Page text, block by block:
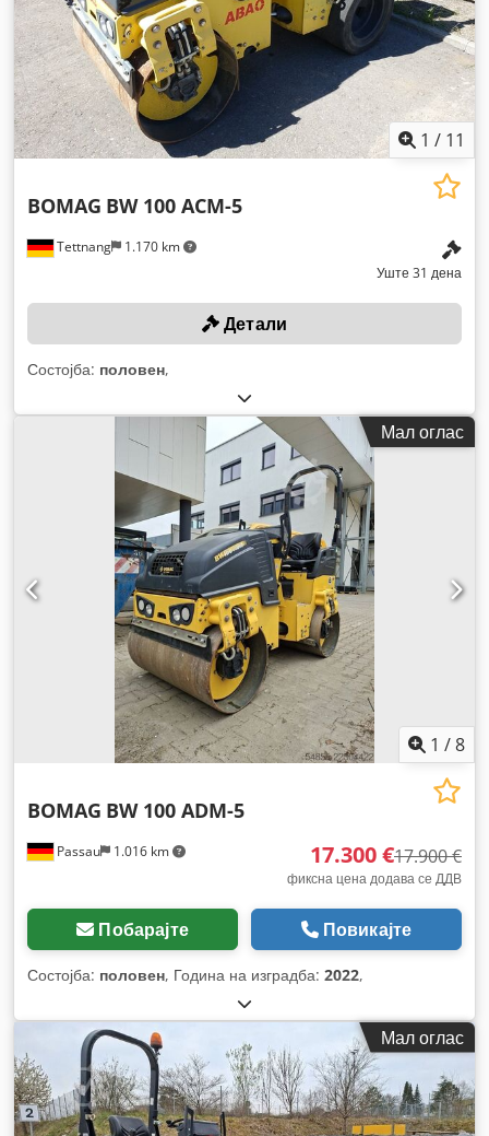
1 / 11
Tettnang 1.170 km
BOMAG BW 100 ACM-5
Уште 31 дена
Детали
Состојба: половен,
Мал оглас
1 /8
Passau 1.016 km
BOMAG BW 100 ADM-5
17.300 €17.900 €
фиксна цена додава се ДДВ
Побарајте Повикајте
Состојба: половен, Година на изградба: 2022,
Мал оглас